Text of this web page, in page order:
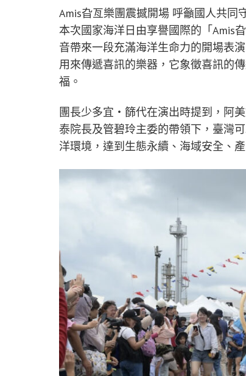
Amis旮亙樂團震撼開場 呼籲國人共同
本次國家海洋日由享譽國際的「Amis
音帶來一段充滿海洋生命力的開場表
用來傳遞喜訊的樂器，它象徵喜訊的
福。
團長少多宜・篩代在演出時提到，阿
泰院長及管碧玲主委的帶領下，臺灣
洋環境，達到生態永續、海域安全、